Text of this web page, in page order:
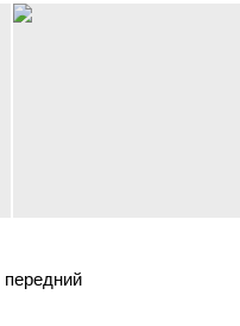
передний